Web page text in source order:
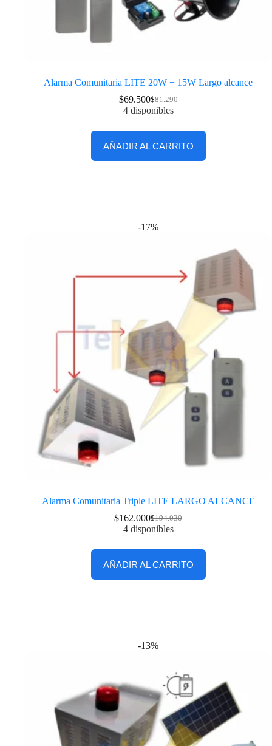
Alarma Comunitaria LITE 20W + 15W Largo alcance
$81.290
$69.500
4 disponibles
AÑADIR AL CARRITO
-17%
Alarma Comunitaria Triple LITE LARGO ALCANCE
$194.030
$162.000
4 disponibles
AÑADIR AL CARRITO
-13%